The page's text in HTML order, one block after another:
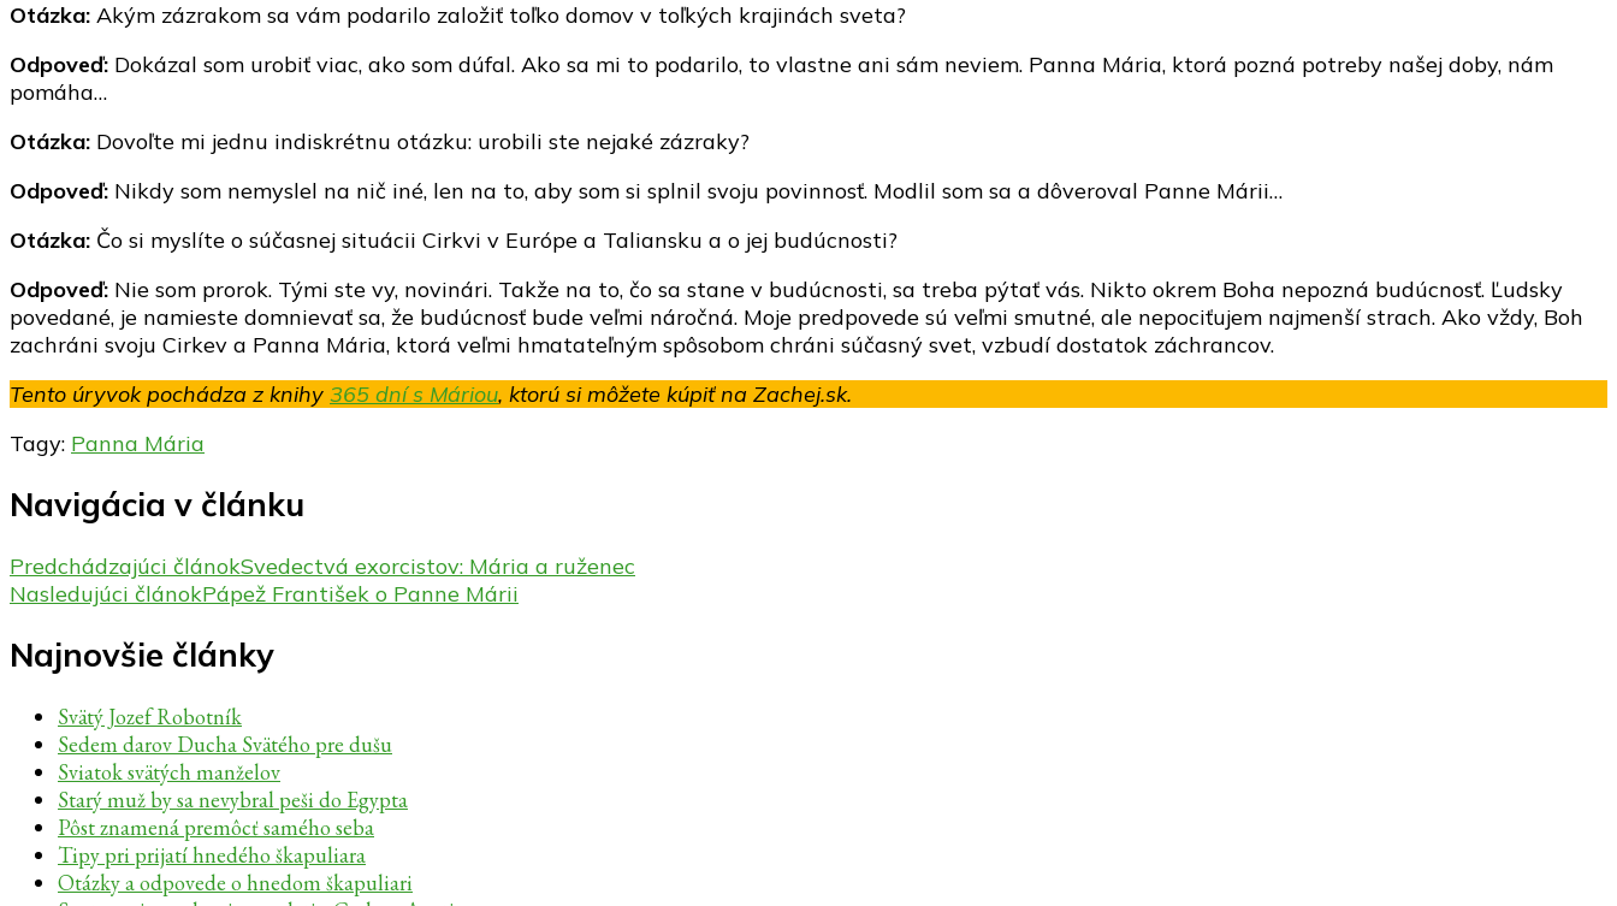
Otázka: Akým zázrakom sa vám podarilo založiť toľko domov v toľkých krajinách sveta?
Odpoveď: Dokázal som urobiť viac, ako som dúfal. Ako sa mi to podarilo, to vlastne ani sám neviem. Panna Mária, ktorá pozná potreby našej doby, nám
pomáha…
Otázka: Dovoľte mi jednu indiskrétnu otázku: urobili ste nejaké zázraky?
Odpoveď: Nikdy som nemyslel na nič iné, len na to, aby som si splnil svoju povinnosť. Modlil som sa a dôveroval Panne Márii…
Otázka: Čo si myslíte o súčasnej situácii Cirkvi v Európe a Taliansku a o jej budúcnosti?
Odpoveď: Nie som prorok. Tými ste vy, novinári. Takže na to, čo sa stane v budúcnosti, sa treba pýtať vás. Nikto okrem Boha nepozná budúcnosť. Ľudsky
povedané, je namieste domnievať sa, že budúcnosť bude veľmi náročná. Moje predpovede sú veľmi smutné, ale nepociťujem najmenší strach. Ako vždy, Boh
zachráni svoju Cirkev a Panna Mária, ktorá veľmi hmatateľným spôsobom chráni súčasný svet, vzbudí dostatok záchrancov.
Tento úryvok pochádza z knihy 365 dní s Máriou, ktorú si môžete kúpiť na Zachej.sk.
Tagy: Panna Mária
Navigácia v článku
Predchádzajúci článokSvedectvá exorcistov: Mária a ruženec
Nasledujúci článokPápež František o Panne Márii
Najnovšie články
Svätý Jozef Robotník
Sedem darov Ducha Svätého pre dušu
Sviatok svätých manželov
Starý muž by sa nevybral peši do Egypta
Pôst znamená premôcť samého seba
Tipy pri prijatí hnedého škapuliara
Otázky a odpovede o hnedom škapuliari